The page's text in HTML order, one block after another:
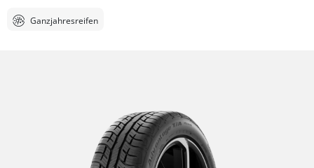
Ganzjahresreifen